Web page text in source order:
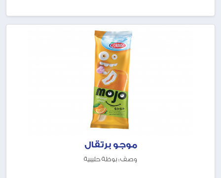
موجو برتقال
وصف : بوظة حليبية